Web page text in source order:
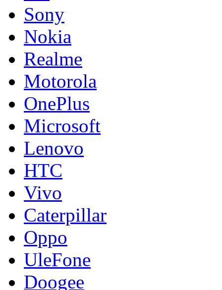
Sony
Nokia
Realme
Motorola
OnePlus
Microsoft
Lenovo
HTC
Vivo
Caterpillar
Oppo
UleFone
Doogee